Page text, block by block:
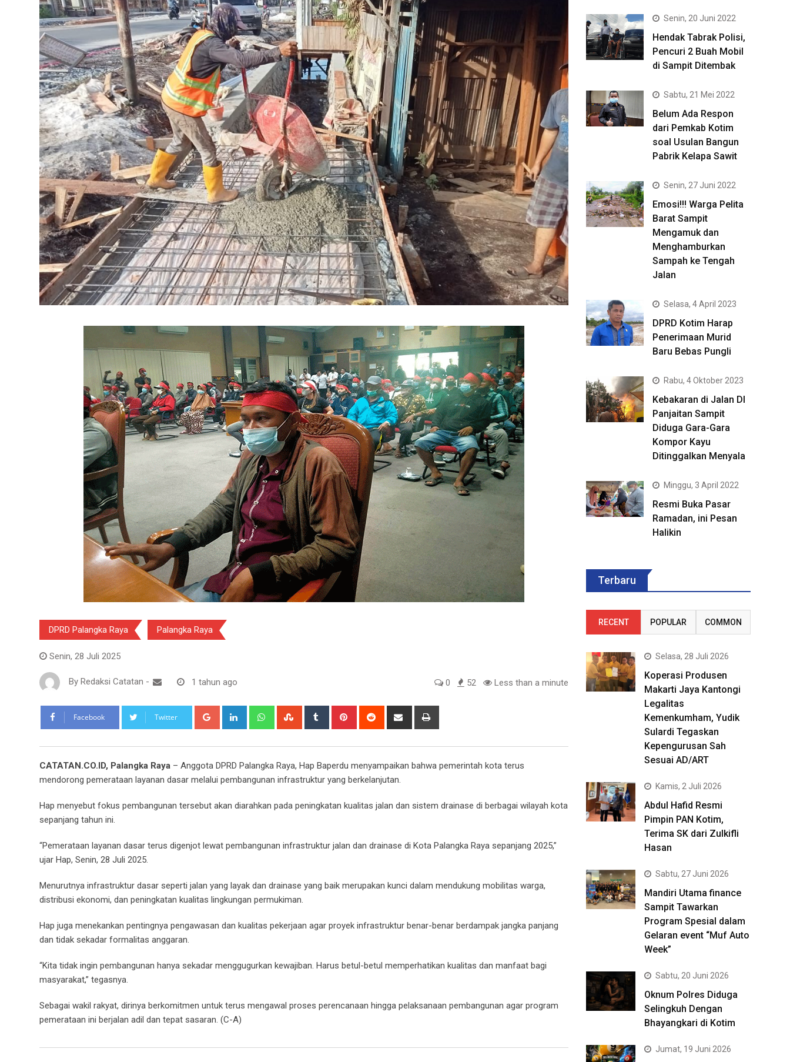
DPRD Palangka Raya Palangka Raya
Senin, 28 Juli 2025
By Redaksi Catatan - 1 tahun ago 0 52 Less than a minute
Facebook Twitter Google+ LinkedIn WhatsappStumbleUpon
Tumblr Pinterest Reddit
Share
CATATAN.CO.ID, Palangka Raya – Anggota DPRD Palangka Raya, Hap Baperdu menyampaikan bahwa pemerintah kota terus
mendorong pemerataan layanan dasar melalui pembangunan infrastruktur yang berkelanjutan.
Hap menyebut fokus pembangunan tersebut akan diarahkan pada peningkatan kualitas jalan dan sistem drainase di berbagai wilayah kota
sepanjang tahun ini.
“Pemerataan layanan dasar terus digenjot lewat pembangunan infrastruktur jalan dan drainase di Kota Palangka Raya sepanjang 2025,”
ujar Hap, Senin, 28 Juli 2025.
Menurutnya infrastruktur dasar seperti jalan yang layak dan drainase yang baik merupakan kunci dalam mendukung mobilitas warga,
distribusi ekonomi, dan peningkatan kualitas lingkungan permukiman.
Hap juga menekankan pentingnya pengawasan dan kualitas pekerjaan agar proyek infrastruktur benar-benar berdampak jangka panjang
dan tidak sekadar formalitas anggaran.
“Kita tidak ingin pembangunan hanya sekadar menggugurkan kewajiban. Harus betul-betul memperhatikan kualitas dan manfaat bagi
masyarakat,” tegasnya.
Sebagai wakil rakyat, dirinya berkomitmen untuk terus mengawal proses perencanaan hingga pelaksanaan pembangunan agar program
pemerataan ini berjalan adil dan tepat sasaran. (C-A)
Senin, 20 Juni 2022
Hendak Tabrak Polisi,
Pencuri 2 Buah Mobil
di Sampit Ditembak
Sabtu, 21 Mei 2022
Belum Ada Respon
dari Pemkab Kotim
soal Usulan Bangun
Pabrik Kelapa Sawit
Senin, 27 Juni 2022
Emosi!!! Warga Pelita
Barat Sampit
Mengamuk dan
Menghamburkan
Sampah ke Tengah
Jalan
Selasa, 4 April 2023
DPRD Kotim Harap
Penerimaan Murid
Baru Bebas Pungli
Rabu, 4 Oktober 2023
Kebakaran di Jalan DI
Panjaitan Sampit
Diduga Gara-Gara
Kompor Kayu
Ditinggalkan Menyala
Minggu, 3 April 2022
Resmi Buka Pasar
Ramadan, ini Pesan
Halikin
Terbaru
RECENT POPULAR COMMON
Selasa, 28 Juli 2026
Koperasi Produsen
Makarti Jaya Kantongi
Legalitas
Kemenkumham, Yudik
Sulardi Tegaskan
Kepengurusan Sah
Sesuai AD/ART
Kamis, 2 Juli 2026
Abdul Hafid Resmi
Pimpin PAN Kotim,
Terima SK dari Zulkifli
Hasan
Sabtu, 27 Juni 2026
Mandiri Utama finance
Sampit Tawarkan
Program Spesial dalam
Gelaran event “Muf Auto
Week”
Sabtu, 20 Juni 2026
Oknum Polres Diduga
Selingkuh Dengan
Bhayangkari di Kotim
Jumat, 19 Juni 2026